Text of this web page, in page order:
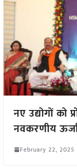
नए उद्योगों को
नवकरणीय
February 22, 2025